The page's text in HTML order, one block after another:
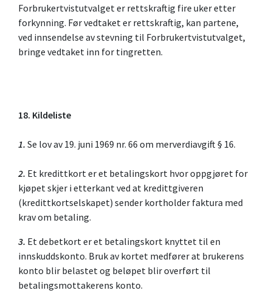
Forbrukertvistutvalget er rettskraftig fire uker etter
forkynning. Før vedtaket er rettskraftig, kan partene,
ved innsendelse av stevning til Forbrukertvistutvalget,
bringe vedtaket inn for tingretten.
18. Kildeliste
1. Se lov av 19. juni 1969 nr. 66 om merverdiavgift § 16.
2. Et kredittkort er et betalingskort hvor oppgjøret for
kjøpet skjer i etterkant ved at kredittgiveren
(kredittkortselskapet) sender kortholder faktura med
krav om betaling.
3. Et debetkort er et betalingskort knyttet til en
innskuddskonto. Bruk av kortet medfører at brukerens
konto blir belastet og beløpet blir overført til
betalingsmottakerens konto.